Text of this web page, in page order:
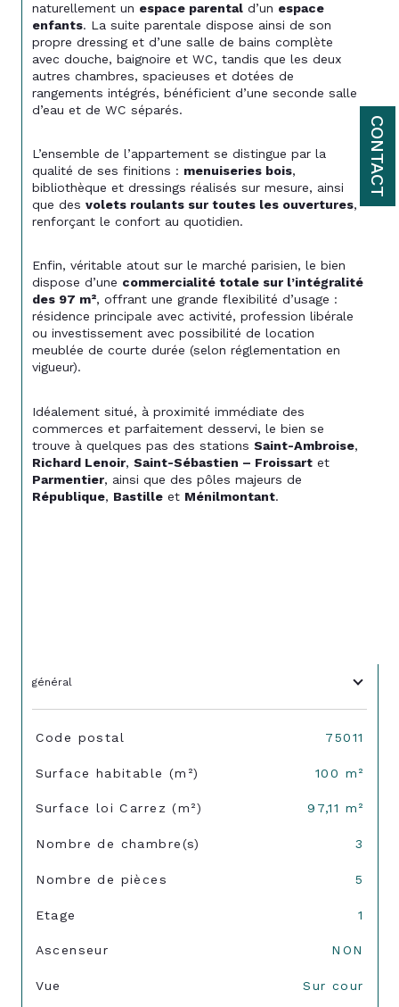
CONTACT
naturellement un espace parental d’un espace
enfants. La suite parentale dispose ainsi de son
propre dressing et d’une salle de bains complète
avec douche, baignoire et WC, tandis que les deux
autres chambres, spacieuses et dotées de
rangements intégrés, bénéficient d’une seconde salle
d’eau et de WC séparés.
L’ensemble de l’appartement se distingue par la
qualité de ses finitions : menuiseries bois,
bibliothèque et dressings réalisés sur mesure, ainsi
que des volets roulants sur toutes les ouvertures,
renforçant le confort au quotidien.
Enfin, véritable atout sur le marché parisien, le bien
dispose d’une commercialité totale sur l’intégralité
des 97 m², offrant une grande flexibilité d’usage :
résidence principale avec activité, profession libérale
ou investissement avec possibilité de location
meublée de courte durée (selon réglementation en
vigueur).
Idéalement situé, à proximité immédiate des
commerces et parfaitement desservi, le bien se
trouve à quelques pas des stations Saint-Ambroise,
Richard Lenoir, Saint-Sébastien – Froissart et
Parmentier, ainsi que des pôles majeurs de
République, Bastille et Ménilmontant.
général
TRAD_SIROCCO_Caracteristique
Code postal 75011
Surface habitable (m²) 100 m²
Surface loi Carrez (m²) 97,11 m²
Nombre de chambre(s) 3
Nombre de pièces 5
Etage 1
Ascenseur NON
Vue Sur cour